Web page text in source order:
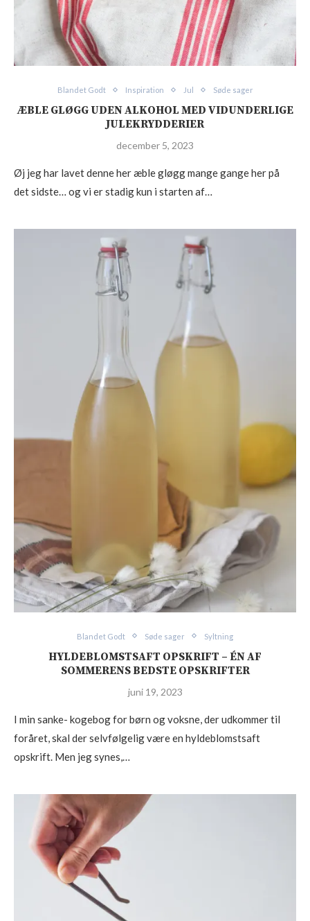
Blandet Godt Inspiration Jul Søde sager
ÆBLE GLØGG UDEN ALKOHOL MED VIDUNDERLIGE
JULEKRYDDERIER
december 5, 2023
Øj jeg har lavet denne her æble gløgg mange gange her på
det sidste… og vi er stadig kun i starten af…
Blandet Godt Søde sager Syltning
HYLDEBLOMSTSAFT OPSKRIFT – ÉN AF
SOMMERENS BEDSTE OPSKRIFTER
juni 19, 2023
I min sanke- kogebog for børn og voksne, der udkommer til
foråret, skal der selvfølgelig være en hyldeblomstsaft
opskrift. Men jeg synes,…